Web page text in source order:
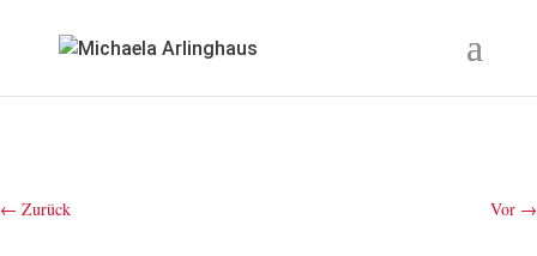
← Zurück Vor →